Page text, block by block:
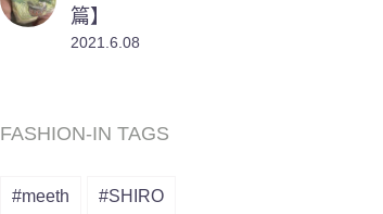
篇】
2021.6.08
FASHION-IN TAGS
#meeth #SHIRO